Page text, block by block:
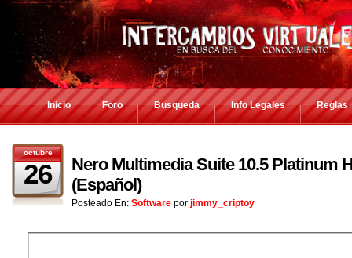
Inicio Foro Busqueda Info Legales Reglas
octubre
26
Nero Multimedia Suite 10.5 Platinum
(Español)
Posteado En: Software por jimmy_criptoy